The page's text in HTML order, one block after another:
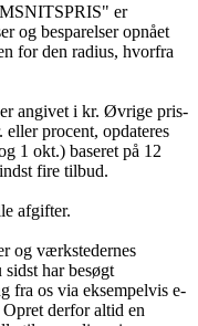
er
og besparelser opnået
for den radius, hvorfra
angivet i kr. Øvrige pris-
eller procent, opdateres
1 okt.) baseret på 12
fire tilbud.
afgifter.
og værkstedernes
har besøgt
fra os via eksempelvis e-
derfor altid en